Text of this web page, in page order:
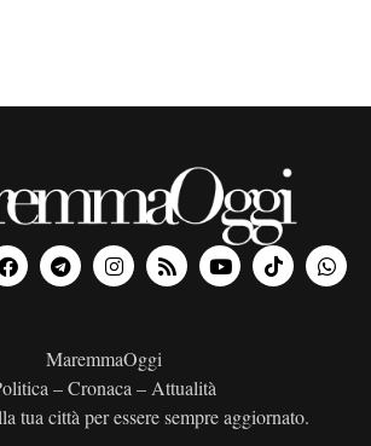
MaremmaOggi
– Cronaca – Attualità
tua città per essere sempre aggiornato.